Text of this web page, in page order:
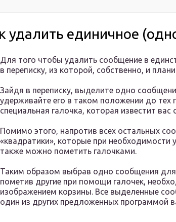
удалить единичное
Для того чтобы удалить сообщение в
в переписку, из которой, собственно, и
Зайдя в переписку, выделите одно
удерживайте его в таком положении до тех
специальная галочка, которая известит
Помимо этого, напротив всех остальных
«квадратики», которые при необходимости
также можно пометить галочками.
Таким образом выбрав одно сообщения
пометив другие при помощи галочек,
изображением корзины. Все выделенные
один из других предложенных программой